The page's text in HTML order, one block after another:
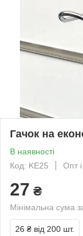
Гачок на
В наявності
Код: KE25
Опт
27 ₴
Мінімальна сума
26 ₴ від 200 шт.